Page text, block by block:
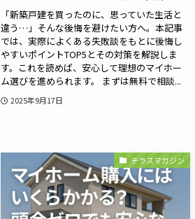
「新築戸建を買ったのに、思っていた生活と
違う…」そんな後悔を避けたい方へ。本記事
では、実際によくある失敗談をもとに後悔し
やすいポイントTOP5とその対策を解説しま
す。これを読めば、安心して理想のマイホー
ム選びを進められます。 まずは無料で相談...
2025年9月17日
テラスマガジン